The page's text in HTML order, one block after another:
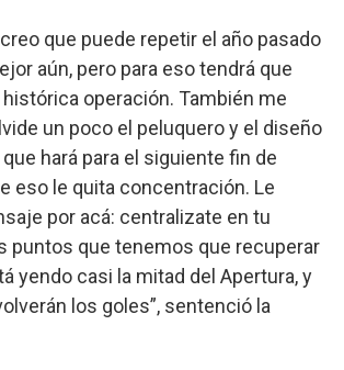
que puede repetir el año pasado
aún, pero para eso tendrá que
operación. También me
un poco el peluquero y el diseño
hará para el siguiente fin de
eso le quita concentración. Le
por acá: centralizate en tu
puntos que tenemos que recuperar
yendo casi la mitad del Apertura, y
los goles”, sentenció la